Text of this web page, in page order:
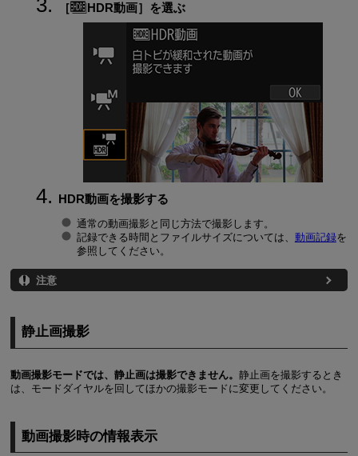
［ HDR動画］を選ぶ
HDR動画を撮影する
通常の動画撮影と同じ方法で撮影します。
記録できる時間とファイルサイズについては、 動画記録を
参照してください。
注意
静止画撮影
動画撮影モードでは、静止画は撮影できません。 静止画を撮影するとき
は、モードダイヤルを回してほかの撮影モードに変更してください。
動画撮影時の情報表示